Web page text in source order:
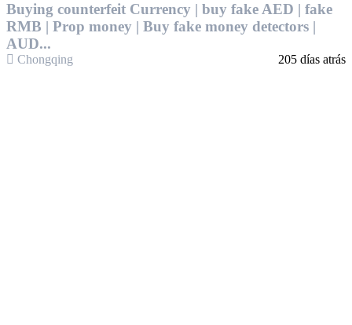
Buying counterfeit Currency | buy fake AED | fake
RMB | Prop money | Buy fake money detectors |
AUD...
Chongqing 205 días atrás